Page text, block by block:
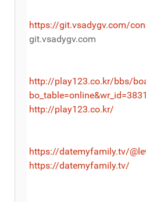
https://git.vsadygv.com/
git.vsadygv.com
http://play123.co.kr/bbs/
http://play123.co.kr/
https://datemyfamily.tv/
https://datemyfamily.tv/